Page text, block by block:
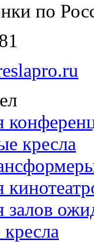
по
кресла
залов